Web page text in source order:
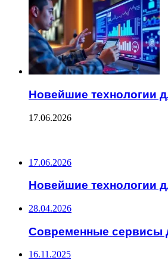
Новейшие технологии
17.06.2026
17.06.2026
Новейшие технологии
28.04.2026
Современные сервисы
16.11.2025